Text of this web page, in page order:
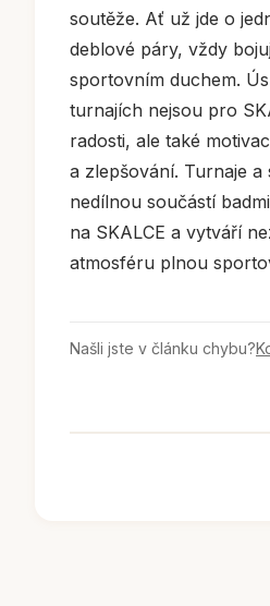
soutěže. Ať už jde o
deblové páry, vždy
sportovním duchem.
turnajích nejsou pro
radosti, ale také
a zlepšování. Turnaje a
nedílnou součástí
na SKALCE a vytváří
atmosféru plnou
Našli jste v článku chybu?